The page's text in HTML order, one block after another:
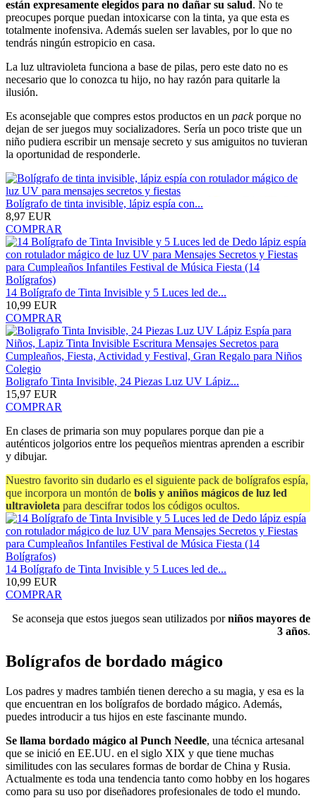
están expresamente elegidos para no dañar su salud. No te
preocupes porque puedan intoxicarse con la tinta, ya que esta es
totalmente inofensiva. Además suelen ser lavables, por lo que no
tendrás ningún estropicio en casa.
La luz ultravioleta funciona a base de pilas, pero este dato no es
necesario que lo conozca tu hijo, no hay razón para quitarle la
ilusión.
Es aconsejable que compres estos productos en un packporque no
dejan de ser juegos muy socializadores. Sería un poco triste que un
niño pudiera escribir un mensaje secreto y sus amiguitos no tuvieran
la oportunidad de responderle.
Bolígrafo de tinta invisible, lápiz espía con...
8,97 EUR
COMPRAR
14 Bolígrafo de Tinta Invisible y 5 Luces led de...
10,99 EUR
COMPRAR
Boligrafo Tinta Invisible, 24 Piezas Luz UV Lápiz...
15,97 EUR
COMPRAR
En clases de primaria son muy populares porque dan pie a
auténticos jolgorios entre los pequeños mientras aprenden a escribir
y dibujar.
Nuestro favorito sin dudarlo es el siguiente pack de bolígrafos espía,
que incorpora un montón de bolis y aniños mágicos de luz led
ultravioleta para descifrar todos los códigos ocultos.
14 Bolígrafo de Tinta Invisible y 5 Luces led de...
10,99 EUR
COMPRAR
Se aconseja que estos juegos sean utilizados porniños mayores de
3 años.
Bolígrafos de bordado mágico
Los padres y madres también tienen derecho a su magia, y esa es la
que encuentran en los bolígrafos de bordado mágico. Además,
puedes introducir a tus hijos en este fascinante mundo.
Se llama bordado mágico al Punch Needle, una técnica artesanal
que se inició en EE.UU. en el siglo XIX y que tiene muchas
similitudes con las seculares formas de bordar de China y Rusia.
Actualmente es toda una tendencia tanto como hobby en los hogares
como para su uso por diseñadores profesionales de todo el mundo.